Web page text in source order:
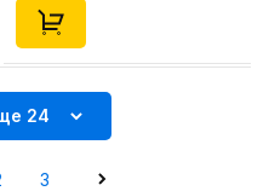
24
3